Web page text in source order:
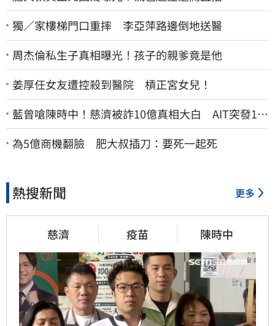
獨／家樓梯門口重摔 李亞萍路邊倒地送醫
周杰倫私生子真相曝光！孩子的親爹竟是他
姜厚任女友遭控殺到醫院 槓正宮女兒！
藍曾嗆陳時中！慈濟被詐10億真相大白 AIT突發1文
酸爆…他笑：真的很會
為5億商機翻臉 肥大叔插刀：要死一起死
熱搜新聞 更多
慈濟 疫苗 陳時中